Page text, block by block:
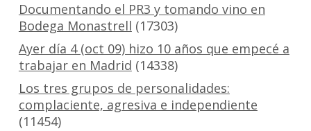
Documentando el PR3 y tomando vino en
Bodega Monastrell (17303)
Ayer día 4 (oct 09) hizo 10 años que empecé a
trabajar en Madrid (14338)
Los tres grupos de personalidades:
complaciente, agresiva e independiente
(11454)